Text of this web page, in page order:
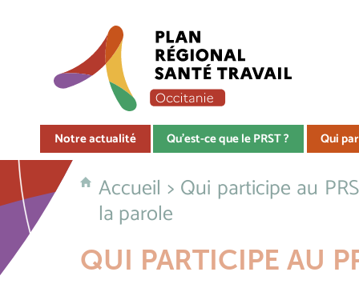
Notre actualité Qu'est-ce que le PRST ? Qui
Accueil > Qui participe au
la parole
QUI PARTICIPE AU